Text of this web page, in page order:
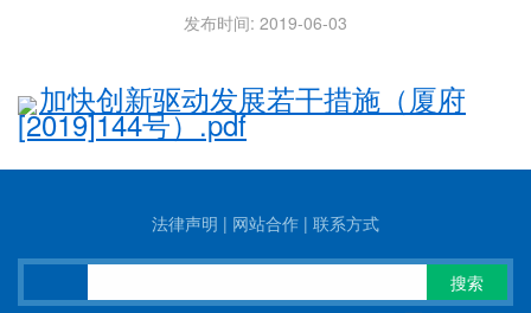
发布时间: 2019-06-03
加快创新驱动发展若干措施（厦府
[2019]144号）.pdf
法律声明 | 网站合作 | 联系方式
搜索